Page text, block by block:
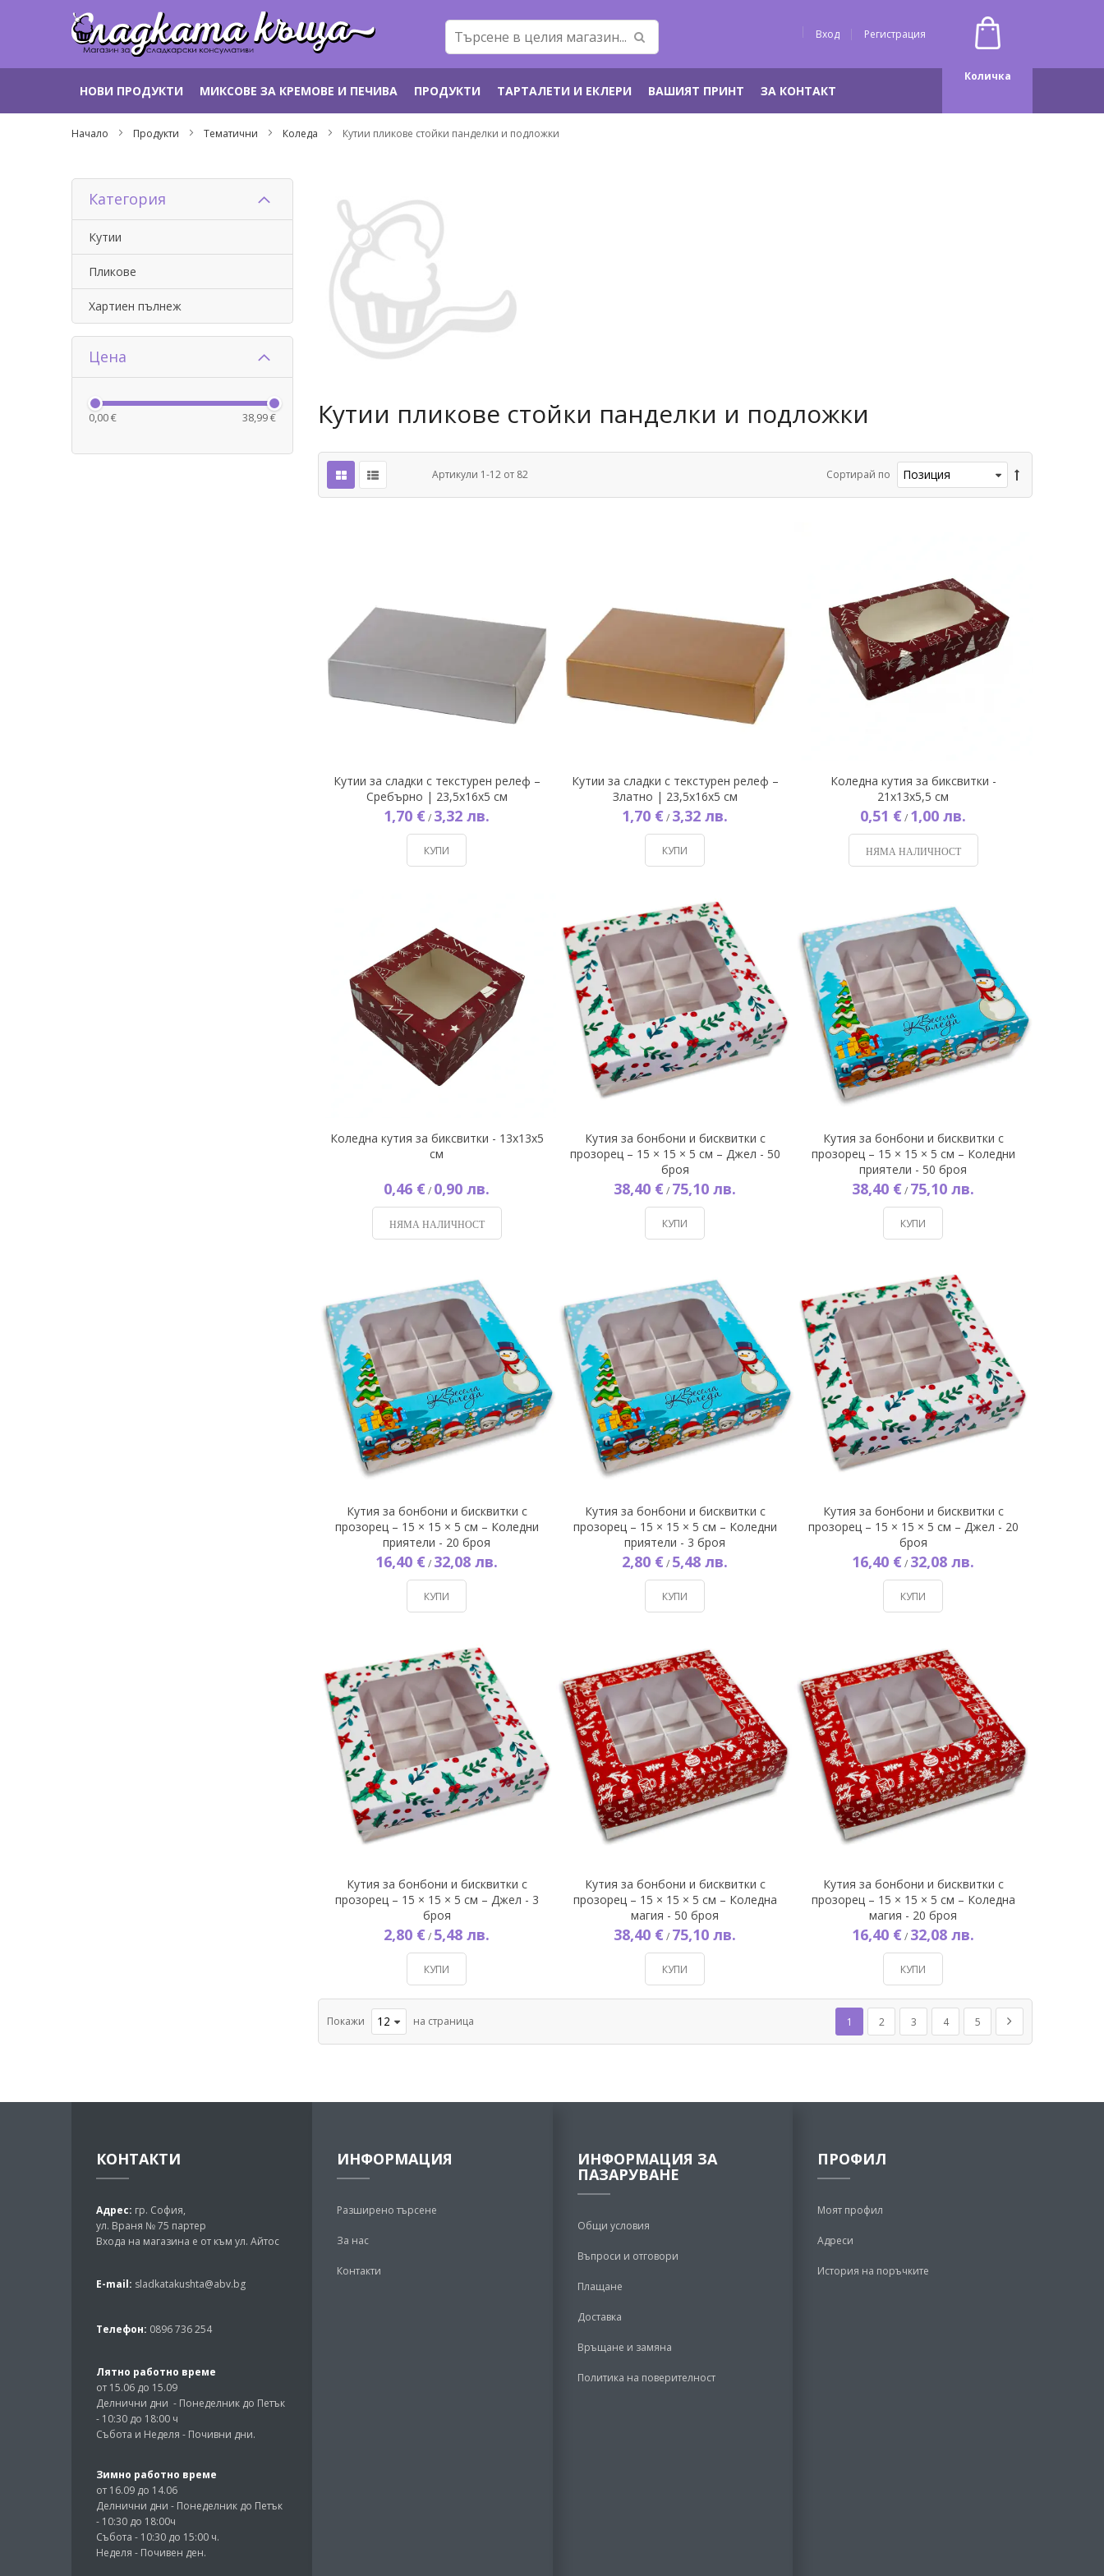
Вход Регистрация
към
Количка
НОВИ ПРОДУКТИ МИКСОВЕ ЗА КРЕМОВЕ И ПЕЧИВА ПРОДУКТИ ТАРТАЛЕТИ И ЕКЛЕРИ ВАШИЯТ ПРИНТ ЗА КОНТАКТ
Начало Продукти Тематични Коледа Кутии пликове стойки панделки и подложки
Кутии пликове стойки панделки и подложки
Артикули 1-12 от 82 Сортирай по
Кутии за сладки с текстурен релеф –
Сребърно | 23,5x16x5 см
1,70 € / 3,32 лв.
КУПИ
Кутии за сладки с текстурен релеф –
Златно | 23,5x16x5 см
1,70 € / 3,32 лв.
КУПИ
Коледна кутия за биксвитки -
21х13х5,5 см
0,51 € / 1,00 лв.
НЯМА НАЛИЧНОСТ
Коледна кутия за биксвитки - 13х13х5
см
0,46 € / 0,90 лв.
НЯМА НАЛИЧНОСТ
Кутия за бонбони и бисквитки с
прозорец – 15 × 15 × 5 см – Джел - 50
броя
38,40 € / 75,10 лв.
КУПИ
Кутия за бонбони и бисквитки с
прозорец – 15 × 15 × 5 см – Коледни
приятели - 50 броя
38,40 € / 75,10 лв.
КУПИ
Кутия за бонбони и бисквитки с
прозорец – 15 × 15 × 5 см – Коледни
приятели - 20 броя
16,40 € / 32,08 лв.
КУПИ
Кутия за бонбони и бисквитки с
прозорец – 15 × 15 × 5 см – Коледни
приятели - 3 броя
2,80 € / 5,48 лв.
КУПИ
Кутия за бонбони и бисквитки с
прозорец – 15 × 15 × 5 см – Джел - 20
броя
16,40 € / 32,08 лв.
КУПИ
Кутия за бонбони и бисквитки с
прозорец – 15 × 15 × 5 см – Джел - 3
броя
2,80 € / 5,48 лв.
КУПИ
Кутия за бонбони и бисквитки с
прозорец – 15 × 15 × 5 см – Коледна
магия - 50 броя
38,40 € / 75,10 лв.
КУПИ
Кутия за бонбони и бисквитки с
прозорец – 15 × 15 × 5 см – Коледна
магия - 20 броя
16,40 € / 32,08 лв.
КУПИ
Покажи на страница
Страница
В момента четете страница
1 Страница
2 Страница
3 Страница
4 Страница
5 Страница
Напред
Категория
Кутии
Пликове
Хартиен пълнеж
Цена
0,00 € 38,99 €
КОНТАКТИ
Адрес: гр. София,
ул. Враня № 75 партер
Входа на магазина е от към ул. Айтос
E-mail: sladkatakushta@abv.bg
Телефон: 0896 736 254
Лятно работно време
от 15.06 до 15.09
Делнични дни - Понеделник до Петък
- 10:30 до 18:00 ч
Събота и Неделя - Почивни дни.
Зимно работно време
от 16.09 до 14.06
Делнични дни - Понеделник до Петък
- 10:30 до 18:00ч
Събота - 10:30 до 15:00 ч.
Неделя - Почивен ден.
ИНФОРМАЦИЯ
Разширено търсене
За нас
Контакти
ИНФОРМАЦИЯ ЗА
ПАЗАРУВАНЕ
Общи условия
Въпроси и отговори
Плащане
Доставка
Връщане и замяна
Политика на поверителност
ПРОФИЛ
Моят профил
Адреси
История на поръчките